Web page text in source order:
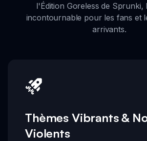
l'Édition Goreless de Sprunki,
incontournable pour les fans et
arrivants.
Thèmes Vibrants &
Violents